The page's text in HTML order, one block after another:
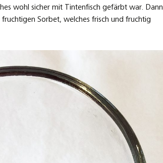
wohl sicher mit Tintenfisch gefärbt war. Dann
Sorbet, welches frisch und fruchtig